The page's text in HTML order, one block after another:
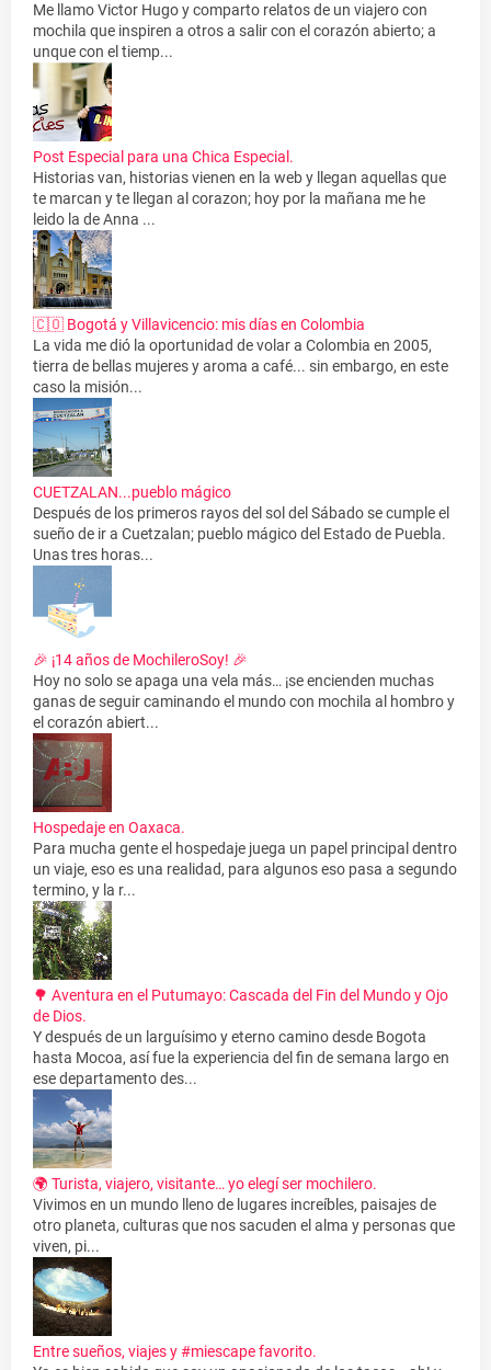
Me llamo Victor Hugo y comparto relatos de un viajero con
mochila que inspiren a otros a salir con el corazón abierto; a
unque con el tiemp...
Post Especial para una Chica Especial.
Historias van, historias vienen en la web y llegan aquellas que
te marcan y te llegan al corazon; hoy por la mañana me he
leido la de Anna ...
🇨🇴 Bogotá y Villavicencio: mis días en Colombia
La vida me dió la oportunidad de volar a Colombia en 2005,
tierra de bellas mujeres y aroma a café... sin embargo, en este
caso la misión...
CUETZALAN...pueblo mágico
Después de los primeros rayos del sol del Sábado se cumple el
sueño de ir a Cuetzalan; pueblo mágico del Estado de Puebla.
Unas tres horas...
🎉 ¡14 años de MochileroSoy! 🎉
Hoy no solo se apaga una vela más… ¡se encienden muchas
ganas de seguir caminando el mundo con mochila al hombro y
el corazón abiert...
Hospedaje en Oaxaca.
Para mucha gente el hospedaje juega un papel principal dentro
un viaje, eso es una realidad, para algunos eso pasa a segundo
termino, y la r...
🌳 Aventura en el Putumayo: Cascada del Fin del Mundo y Ojo
de Dios.
Y después de un larguísimo y eterno camino desde Bogota
hasta Mocoa, así fue la experiencia del fin de semana largo en
ese departamento des...
🌍 Turista, viajero, visitante… yo elegí ser mochilero.
Vivimos en un mundo lleno de lugares increíbles, paisajes de
otro planeta, culturas que nos sacuden el alma y personas que
viven, pi...
Entre sueños, viajes y #miescape favorito.